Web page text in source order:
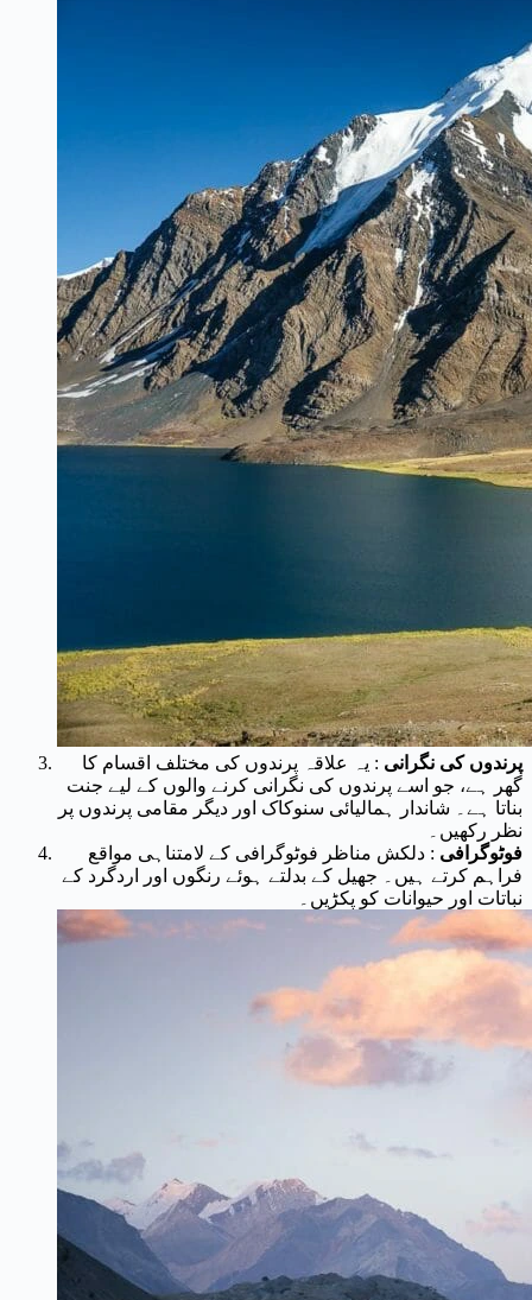
پرندوں کی نگرانی : یہ علاقہ پرندوں کی مختلف اقسام کا
گھر ہے، جو اسے پرندوں کی نگرانی کرنے والوں کے لیے جنت
بناتا ہے۔ شاندار ہمالیائی سنوکاک اور دیگر مقامی پرندوں پر
نظر رکھیں۔
فوٹوگرافی : دلکش مناظر فوٹوگرافی کے لامتناہی مواقع
فراہم کرتے ہیں۔ جھیل کے بدلتے ہوئے رنگوں اور اردگرد کے
نباتات اور حیوانات کو پکڑیں۔